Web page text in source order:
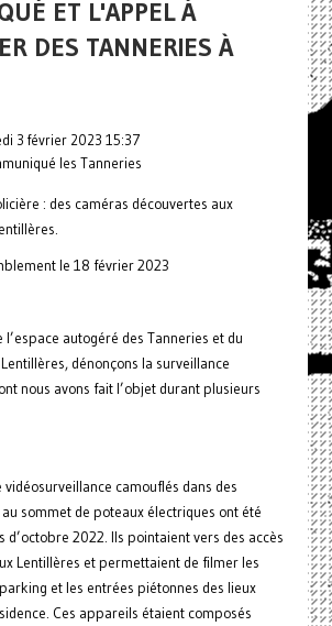
ET L'APPEL À
DES TANNERIES À
3 février 2023 15:37
les Tanneries
: des caméras découvertes aux
le 18 février 2023
l’espace autogéré des Tanneries et du
dénonçons la surveillance
nous avons fait l’objet durant plusieurs
camouflés dans des
sommet de poteaux électriques ont été
d’octobre 2022. Ils pointaient vers des accès
Lentillères et permettaient de filmer les
et les entrées piétonnes des lieux
Ces appareils étaient composés